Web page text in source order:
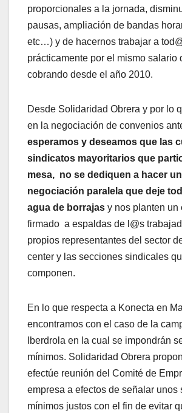
proporcionales a la jornada,
pausas, ampliación de bandas
etc…) y de hacernos trabajar a
prácticamente por el mismo salario
cobrando desde el año 2010.
Desde Solidaridad Obrera y por lo
en la negociación de convenios
esperamos y deseamos que las
sindicatos mayoritarios que
mesa, no se dediquen a hacer
negociación paralela que deje
agua de borrajas y nos planten un
firmado a espaldas de l@s
propios representantes del sector
center y las secciones sindicales
componen.
En lo que respecta a Konecta en
encontramos con el caso de la
Iberdrola en la cual se impondrán
mínimos. Solidaridad Obrera
efectúe reunión del Comité de
empresa a efectos de señalar unos
mínimos justos con el fin de evitar